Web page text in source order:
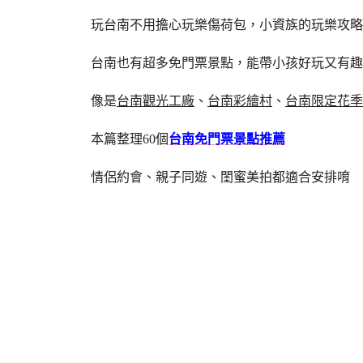
玩台南不用擔心玩樂傷荷包，小資族的玩樂攻
台南也有超多免門票景點，能帶小孩好玩又有趣
像是台南觀光工廠 、 台南彩繪村 、 台南限定花季
本篇整理60個台南免門票景點推薦
情侶約會、親子同遊、閨蜜美拍都適合安排唷